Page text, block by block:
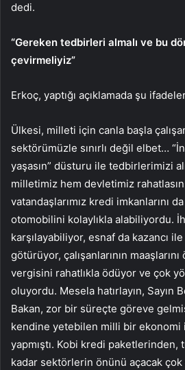
dedi.
“Gereken tedbirleri almalı ve bu
çevirmeliyiz”
Erkoç, yaptığı açıklamada şu
Ülkesi, milleti için canla başla
sektörümüzle sınırlı değil elbet…
yaşasın” düsturu ile tedbirlerimizi
milletimiz hem devletimiz
vatandaşlarımız kredi imkanlarını
otomobilini kolaylıkla alabiliyordu.
karşılayabiliyor, esnaf da kazancı
götürüyor, çalışanlarının
vergisini rahatlıkla ödüyor ve çok
oluyordu. Mesela hatırlayın, Sayın
Bakan, zor bir süreçte göreve
kendine yetebilen milli bir ekonomi
yapmıştı. Kobi kredi paketlerinden,
kadar sektörlerin önünü açacak çok